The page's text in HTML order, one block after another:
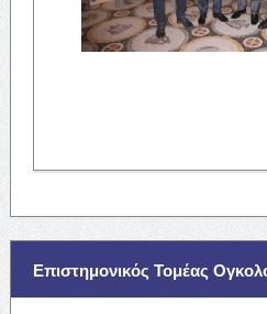
Επιστημονικός Τομέας